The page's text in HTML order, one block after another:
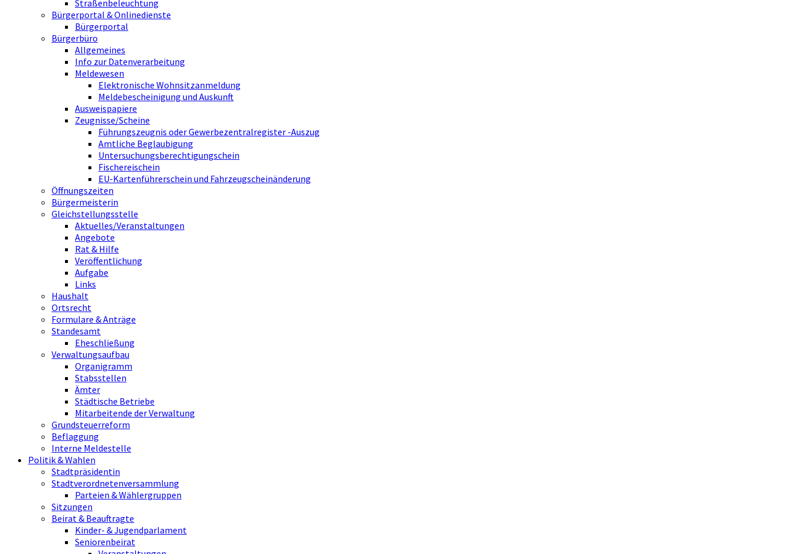
Straßenbeleuchtung
Bürgerportal & Onlinedienste
Bürgerportal
Bürgerbüro
Allgemeines
Info zur Datenverarbeitung
Meldewesen
Elektronische Wohnsitzanmeldung
Meldebescheinigung und Auskunft
Ausweispapiere
Zeugnisse/Scheine
Führungszeugnis oder Gewerbezentralregister -Auszug
Amtliche Beglaubigung
Untersuchungsberechtigungschein
Fischereischein
EU-Kartenführerschein und Fahrzeugscheinänderung
Öffnungszeiten
Bürgermeisterin
Gleichstellungsstelle
Aktuelles/Veranstaltungen
Angebote
Rat & Hilfe
Veröffentlichung
Aufgabe
Links
Haushalt
Ortsrecht
Formulare & Anträge
Standesamt
Eheschließung
Verwaltungsaufbau
Organigramm
Stabsstellen
Ämter
Städtische Betriebe
Mitarbeitende der Verwaltung
Grundsteuerreform
Beflaggung
Interne Meldestelle
Politik & Wahlen
Stadtpräsidentin
Stadtverordnetenversammlung
Parteien & Wählergruppen
Sitzungen
Beirat & Beauftragte
Kinder- & Jugendparlament
Seniorenbeirat